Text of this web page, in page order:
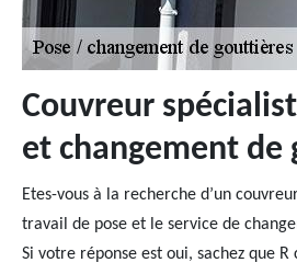
Couvreur
et changement de
Etes-vous à la recherche d’un
travail de pose et le service de
Si votre réponse est oui, sachez que